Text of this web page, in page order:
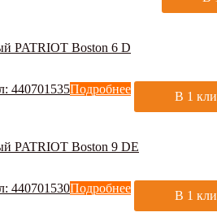
(0)
PATRIOT Boston 6 D
440701535Подробнее
В 1
PATRIOT Boston 9 DE
440701530Подробнее
В 1